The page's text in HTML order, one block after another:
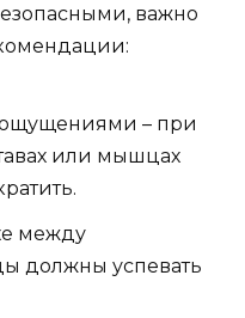
важно
– при
или мышцах
между
должны успевать